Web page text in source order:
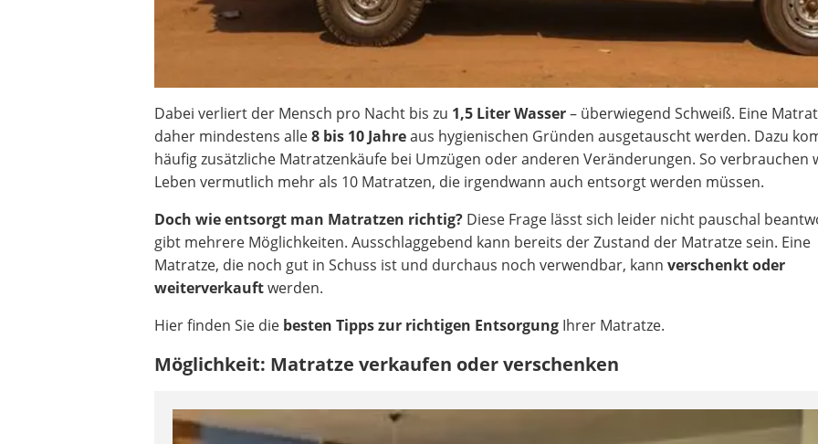
Dabei verliert der Mensch pro Nacht bis zu 1,5 Liter Wasser– überwiegend Schweiß. Eine
daher mindestens alle8 bis 10 Jahreaus hygienischen Gründen ausgetauscht werden. Dazu
häufig zusätzliche Matratzenkäufe bei Umzügen oder anderen Veränderungen. So verbrauchen
Leben vermutlich mehr als 10 Matratzen, die irgendwann auch entsorgt werden müssen.
Doch wie entsorgt man Matratzen richtig? Diese Frage lässt sich leider nicht pauschal
gibt mehrere Möglichkeiten. Ausschlaggebend kann bereits der Zustand der Matratze sein. Eine
Matratze, die noch gut in Schuss ist und durchaus noch verwendbar, kannverschenkt oder
weiterverkauftwerden.
Hier finden Sie die besten Tipps zur richtigen Entsorgung Ihrer Matratze.
Möglichkeit: Matratze verkaufen oder verschenken